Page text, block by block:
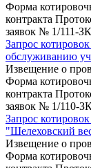
Форма
контракта
заявок № 1/111-
Запрос
обслуживанию
Извещение о
Форма
контракта
заявок № 1/110-
Запрос
"Шелеховский
Извещение о
Форма